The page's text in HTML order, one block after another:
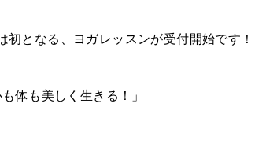
初となる、ヨガレッスンが受付開始です！
体も美しく生きる！」